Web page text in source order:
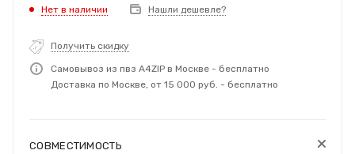
Нет в наличии Нашли дешевле?
Получить скидку
Самовывоз из пвз A4ZIP в Москве - бесплатно
Доставка по Москве, от 15 000 руб. - бесплатно
СОВМЕСТИМОСТЬ